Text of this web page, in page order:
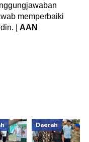
memperbaiki
| AAN
Daerah